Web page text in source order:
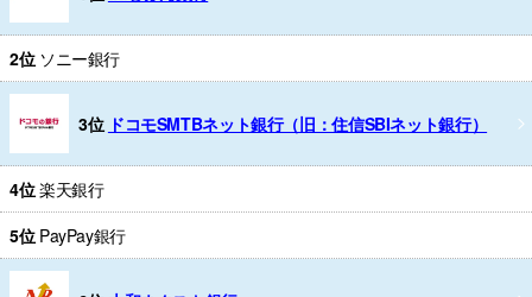
2位 ソニー銀行
3位 ドコモSMTBネット銀行（旧：住信SBIネット銀行）
4位楽天銀行
5位 PayPay銀行